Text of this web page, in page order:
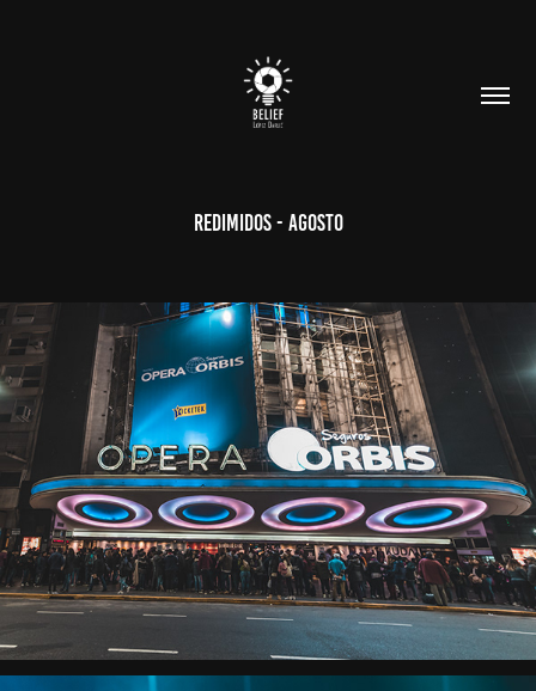
Redimidos - Agosto